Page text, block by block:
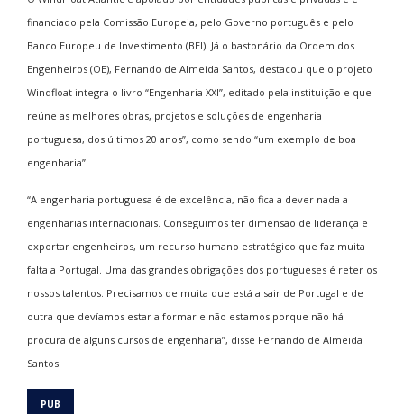
financiado pela Comissão Europeia, pelo Governo português e pelo
Banco Europeu de Investimento (BEI). Já o bastonário da Ordem dos
Engenheiros (OE), Fernando de Almeida Santos, destacou que o projeto
Windfloat integra o livro “Engenharia XXI”, editado pela instituição e que
reúne as melhores obras, projetos e soluções de engenharia
portuguesa, dos últimos 20 anos”, como sendo “um exemplo de boa
engenharia”.
“A engenharia portuguesa é de excelência, não fica a dever nada a
engenharias internacionais. Conseguimos ter dimensão de liderança e
exportar engenheiros, um recurso humano estratégico que faz muita
falta a Portugal. Uma das grandes obrigações dos portugueses é reter os
nossos talentos. Precisamos de muita que está a sair de Portugal e de
outra que devíamos estar a formar e não estamos porque não há
procura de alguns cursos de engenharia”, disse Fernando de Almeida
Santos.